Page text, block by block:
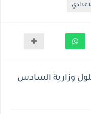
وزارية السادس